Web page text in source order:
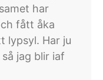
har
fått åka
lypsyl. Har ju
jag blir iaf